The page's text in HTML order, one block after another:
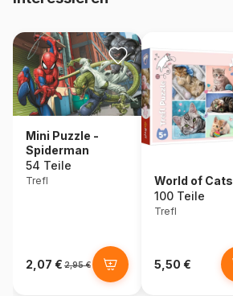
Mini Puzzle -
Spiderman
54 Teile
Trefl
2,07 € 2,95 €
World of Cats
100 Teile
Trefl
5,50 €